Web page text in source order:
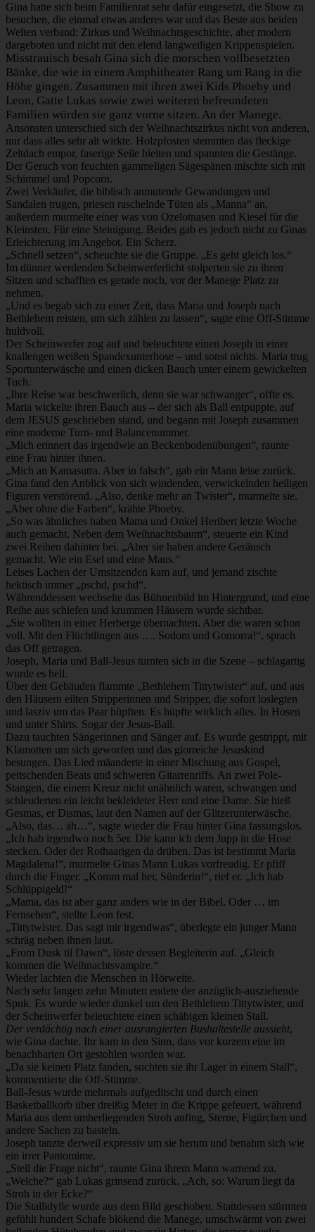
Gina hatte sich beim Familienrat sehr dafür eingesetzt, die Show zu
besuchen, die einmal etwas anderes war und das Beste aus beiden
Welten verband: Zirkus und Weihnachtsgeschichte, aber modern
dargeboten und nicht mit den elend langweiligen Krippenspielen.
Misstrauisch besah Gina sich die morschen vollbesetzten
Bänke, die wie in einem Amphitheater Rang um Rang in die
Höhe gingen. Zusammen mit ihren zwei Kids Phoeby und
Leon, Gatte Lukas sowie zwei weiteren befreundeten
Familien würden sie ganz vorne sitzen. An der Manege.
Ansonsten unterschied sich der Weihnachtszirkus nicht von anderen,
nur dass alles sehr alt wirkte. Holzpfosten stemmten das fleckige
Zeltdach empor, faserige Seile hielten und spannten die Gestänge.
Der Geruch von feuchten gammeligen Sägespänen mischte sich mit
Schimmel und Popcorn.
Zwei Verkäufer, die biblisch anmutende Gewandungen und
Sandalen trugen, priesen raschelnde Tüten als „Manna“ an,
außerdem murmelte einer was von Ozelotnasen und Kiesel für die
Kleinsten. Für eine Steinigung. Beides gab es jedoch nicht zu Ginas
Erleichterung im Angebot. Ein Scherz.
„Schnell setzen“, scheuchte sie die Gruppe. „Es geht gleich los.“
Im dünner werdenden Scheinwerferlicht stolperten sie zu ihren
Sitzen und schafften es gerade noch, vor der Manege Platz zu
nehmen.
„Und es begab sich zu einer Zeit, dass Maria und Joseph nach
Bethlehem reisten, um sich zählen zu lassen“, sagte eine Off-Stimme
huldvoll.
Der Scheinwerfer zog auf und beleuchtete einen Joseph in einer
knallengen weißen Spandexunterhose – und sonst nichts. Maria trug
Sportunterwäsche und einen dicken Bauch unter einem gewickelten
Tuch.
„Ihre Reise war beschwerlich, denn sie war schwanger“, offte es.
Maria wickelte ihren Bauch aus – der sich als Ball entpuppte, auf
dem JESUS geschrieben stand, und begann mit Joseph zusammen
eine moderne Turn- und Balancenummer.
„Mich erinnert das irgendwie an Beckenbodenübungen“, raunte
eine Frau hinter ihnen.
„Mich an Kamasutra. Aber in falsch“, gab ein Mann leise zurück.
Gina fand den Anblick von sich windenden, verwickelnden heiligen
Figuren verstörend. „Also, denke mehr an Twister“, murmelte sie.
„Aber ohne die Farben“, krähte Phoeby.
„So was ähnliches haben Mama und Onkel Heribert letzte Woche
auch gemacht. Neben dem Weihnachtsbaum“, steuerte ein Kind
zwei Reihen dahinter bei. „Aber sie haben andere Geräusch
gemacht. Wie ein Esel und eine Maus.“
Leises Lachen der Umsitzenden kam auf, und jemand zischte
hektisch immer „pschd, pschd“.
Währenddessen wechselte das Bühnenbild im Hintergrund, und eine
Reihe aus schiefen und krummen Häusern wurde sichtbar.
„Sie wollten in einer Herberge übernachten. Aber die waren schon
voll. Mit den Flüchtlingen aus …. Sodom und Gomorra!“, sprach
das Off getragen.
Joseph, Maria und Ball-Jesus turnten sich in die Szene – schlagartig
wurde es hell.
Über den Gebäuden flammte „Bethlehem Tittytwister“ auf, und aus
den Häusern eilten Stripperinnen und Stripper, die sofort loslegten
und lasziv um das Paar hüpften. Es hüpfte wirklich alles. In Hosen
und unter Shirts. Sogar der Jesus-Ball.
Dazu tauchten Sängerinnen und Sänger auf. Es wurde gestrippt, mit
Klamotten um sich geworfen und das glorreiche Jesuskind
besungen. Das Lied mäanderte in einer Mischung aus Gospel,
peitschenden Beats und schweren Gitarrenriffs. An zwei Pole-
Stangen, die einem Kreuz nicht unähnlich waren, schwangen und
schleuderten ein leicht bekleideter Herr und eine Dame. Sie hieß
Gesmas, er Dismas, laut den Namen auf der Glitzerunterwäsche.
„Also, das… äh…“, sagte wieder die Frau hinter Gina fassungslos.
„Ich hab irgendwo noch 5er. Die kann ich dem Jupp in die Hose
stecken. Oder der Rothaarigen da drüben. Das ist bestimmt Maria
Magdalena!“, murmelte Ginas Mann Lukas vorfreudig. Er pfiff
durch die Finger. „Komm mal her, Sünderin!“, rief er. „Ich hab
Schlüppigeld!“
„Mama, das ist aber ganz anders wie in der Bibel. Oder … im
Fernsehen“, stellte Leon fest.
„Tittytwister. Das sagt mir irgendwas“, überlegte ein junger Mann
schräg neben ihnen laut.
„From Dusk til Dawn“, löste dessen Begleiterin auf. „Gleich
kommen die Weihnachtsvampire.“
Wieder lachten die Menschen in Hörweite.
Nach sehr langen zehn Minuten endete der anzüglich-ausziehende
Spuk. Es wurde wieder dunkel um den Bethlehem Tittytwister, und
der Scheinwerfer beleuchtete einen schäbigen kleinen Stall.
Der verdächtig nach einer ausrangierten Bushaltestelle aussieht,
wie Gina dachte. Ihr kam in den Sinn, dass vor kurzem eine im
benachbarten Ort gestohlen worden war.
„Da sie keinen Platz fanden, suchten sie ihr Lager in einem Stall“,
kommentierte die Off-Stimme.
Ball-Jesus wurde mehrmals aufgeditscht und durch einen
Basketballkorb über dreißig Meter in die Krippe gefeuert, während
Maria aus dem umherliegenden Stroh anfing, Sterne, Figürchen und
andere Sachen zu basteln.
Joseph tanzte derweil expressiv um sie herum und benahm sich wie
ein irrer Pantomime.
„Stell die Frage nicht“, raunte Gina ihrem Mann warnend zu.
„Welche?“ gab Lukas grinsend zurück. „Ach, so: Warum liegt da
Stroh in der Ecke?“
Die Stallidylle wurde aus dem Bild geschoben. Stattdessen stürmten
gefühlt hundert Schafe blökend die Manege, umschwärmt von zwei